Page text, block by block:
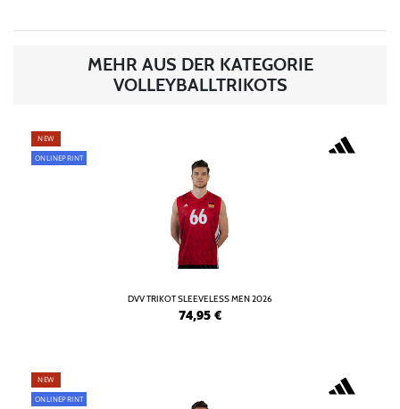
MEHR AUS DER KATEGORIE
VOLLEYBALLTRIKOTS
NEW
ONLINEPRINT
DVV TRIKOT SLEEVELESS MEN 2026
74,95 €
NEW
ONLINEPRINT